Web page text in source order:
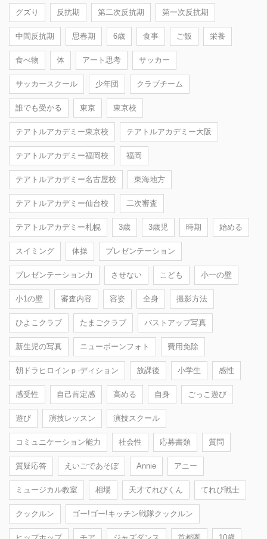
グズり 反抗期 第二次反抗期 第一次反抗期
中間反抗期 思春期 6歳 食事 ご飯 栄養
食べ物 体 アート思考 サッカー
サッカースクール 少年団 クラブチーム
誰でも受かる 東京 東京校
テアトルアカデミー東京校 テアトルアカデミー大阪
テアトルアカデミー福岡校 福岡
テアトルアカデミー名古屋校 東海地方
テアトルアカデミー仙台校 二次審査
テアトルアカデミー札幌 3歳 3歳児 時期 始める
スイミング 体操 プレゼンテーション
プレゼンテーション力 させない こども 小一の壁
小1の壁 審査内容 容姿 全身 撮影方法
ひよこクラブ たまごクラブ バストアップ写真
新生児の写真 ニューボーンフォト 費用免除
朝ドラヒロインｐ-ディション 放課後 小学生 感性
感受性 自己肯定感 高める 自身 ごっこ遊び
遊び 演技レッスン 演技スクール
コミュニケーション能力 社会性 応募書類 質問
質疑応答 えいごであそぼ Annie アニー
ミュージカル教室 相場 天才てれびくん てれび戦士
クックルン ゴー!ゴー!キッチン戦隊クックルン